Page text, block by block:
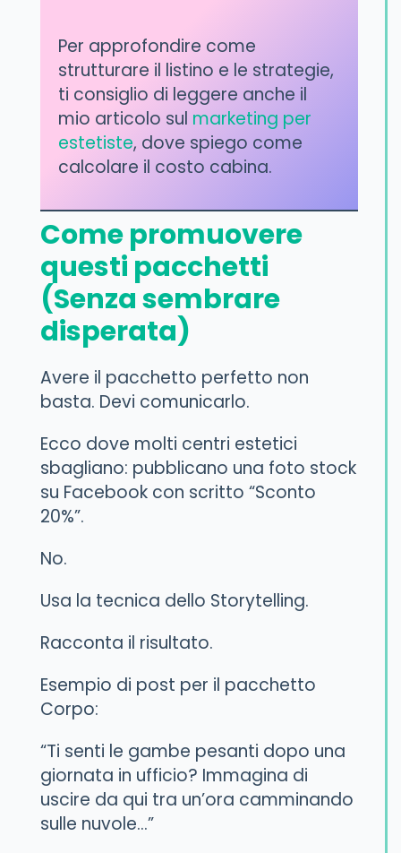
Per approfondire come
strutturare il listino e le strategie,
ti consiglio di leggere anche il
mio articolo sul marketing per
estetiste, dove spiego come
calcolare il costo cabina.
Come promuovere
questi pacchetti
(Senza sembrare
disperata)
Avere il pacchetto perfetto non
basta. Devi comunicarlo.
Ecco dove molti centri estetici
sbagliano: pubblicano una foto stock
su Facebook con scritto “Sconto
20%”.
No.
Usa la tecnica dello Storytelling.
Racconta il risultato.
Esempio di post per il pacchetto
Corpo:
“Ti senti le gambe pesanti dopo una
giornata in ufficio? Immagina di
uscire da qui tra un’ora camminando
sulle nuvole…”